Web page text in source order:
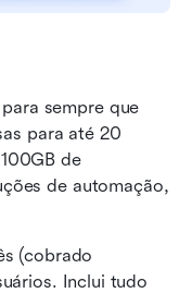
sempre que
para até 20
de
de automação,
(cobrado
Inclui tudo